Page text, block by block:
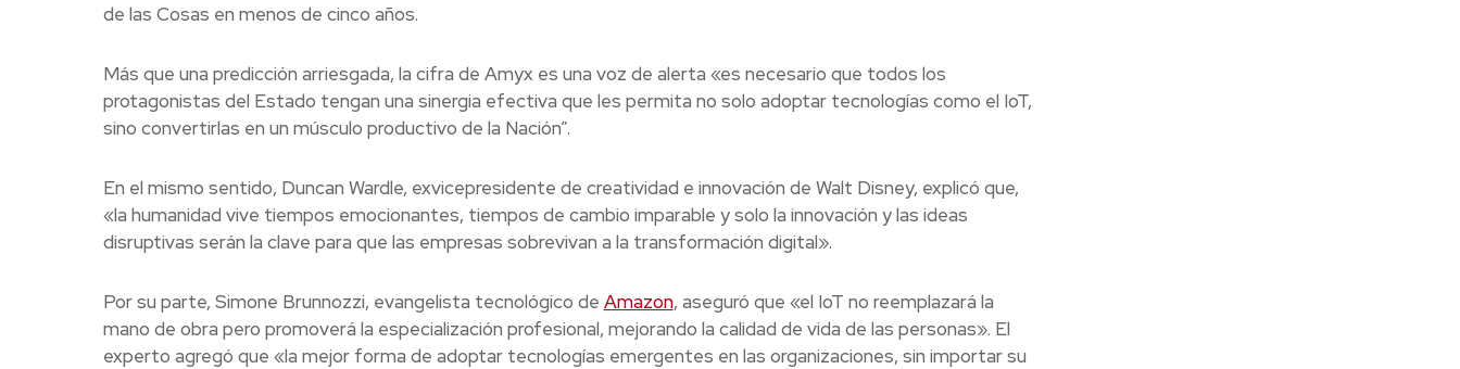
de las Cosas en menos de cinco años.
Más que una predicción arriesgada, la cifra de Amyx es una voz de alerta «es necesario que todos los
protagonistas del Estado tengan una sinergia efectiva que les permita no solo adoptar tecnologías como el IoT,
sino convertirlas en un músculo productivo de la Nación”.
En el mismo sentido, Duncan Wardle, exvicepresidente de creatividad e innovación de Walt Disney, explicó que,
«la humanidad vive tiempos emocionantes, tiempos de cambio imparable y solo la innovación y las ideas
disruptivas serán la clave para que las empresas sobrevivan a la transformación digital».
Por su parte, Simone Brunnozzi, evangelista tecnológico de Amazon, aseguró que «el IoT no reemplazará la
mano de obra pero promoverá la especialización profesional, mejorando la calidad de vida de las personas». El
experto agregó que «la mejor forma de adoptar tecnologías emergentes en las organizaciones, sin importar su